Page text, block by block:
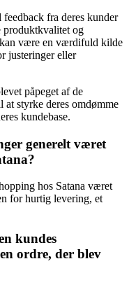
fra deres kunder
produktkvalitet og
kan være en værdifuld kilde
justeringer eller
påpeget af de
at styrke deres omdømme
kundebase.
generelt været
hos Satana været
for hurtig levering, et
kundes
ordre, der blev